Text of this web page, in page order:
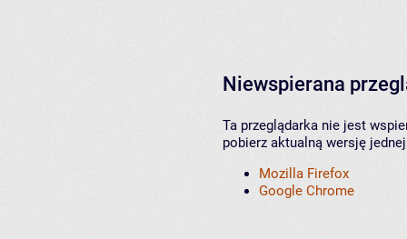
Niewspierana
Ta przeglądarka nie jest
pobierz aktualną wersję
Mozilla Firefox
Google Chrome